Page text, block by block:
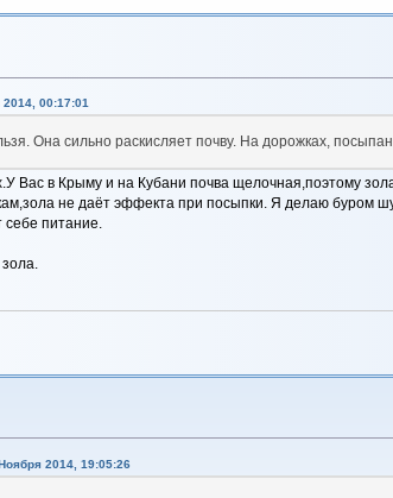
00:17:01
Она сильно раскисляет почву. На дорожках,
Вас в Крыму и на Кубани почва щелочная,поэтому
не даёт эффекта при посыпки. Я делаю буром
питание.
2014, 19:05:26